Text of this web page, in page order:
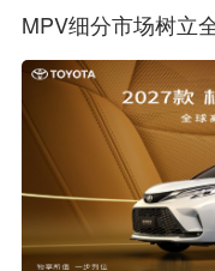
MPV细分市场树立